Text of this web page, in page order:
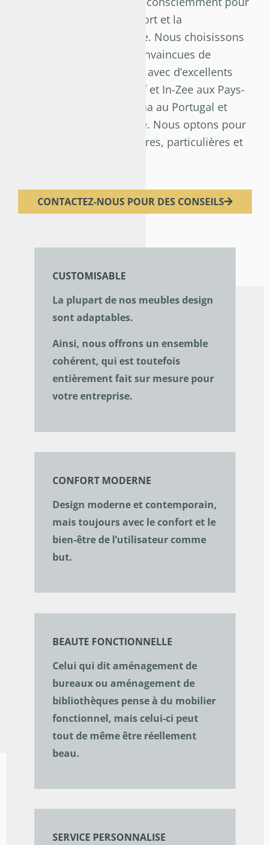
CUSTOMISABLE
La plupart de nos meubles design
sont adaptables.
Ainsi, nous offrons un ensemble
cohérent, qui est toutefois
entièrement fait sur mesure pour
votre entreprise.
CONFORT MODERNE
Design moderne et contemporain,
mais toujours avec le confort et le
bien-être de l’utilisateur comme
but.
BEAUTE FONCTIONNELLE
Celui qui dit aménagement de
bureaux ou aménagement de
bibliothèques pense à du mobilier
fonctionnel, mais celui-ci peut
tout de même être réellement
beau.
SERVICE PERSONNALISE
la forme, le style, le confort et la
fonctionnalité de l’Europe. Nous choisissons
des marques qui sont convaincues de
l’importance de travailler avec d’excellents
designers, comme Prooff et In-Zee aux Pays-
Bas, Unifor en Italie, Iduna au Portugal et
Stua et Sellex en Espagne. Nous optons pour
des marques qui sont pures, particulières et
CONTACTEZ-NOUS POUR DES CONSEILS